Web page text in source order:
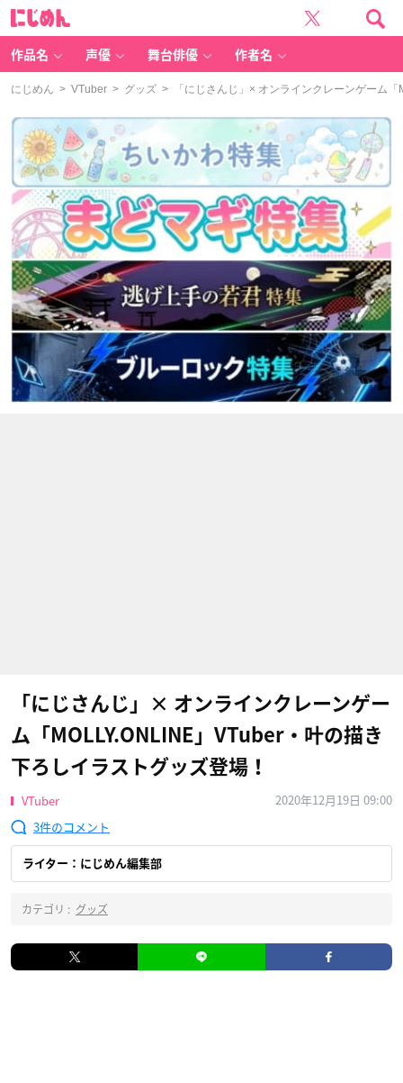
作品名 声優 舞台俳優 作者名
にじめん > VTuber > グッズ > 「にじさんじ」× オンラインクレーンゲーム
「にじさんじ」× オンラインクレーンゲー
ム「MOLLY.ONLINE」VTuber・叶の描き
下ろしイラストグッズ登場！
VTuber
2020年12月19日 09:00
3
ライター：にじめん編集部
カテゴリ : グッズ